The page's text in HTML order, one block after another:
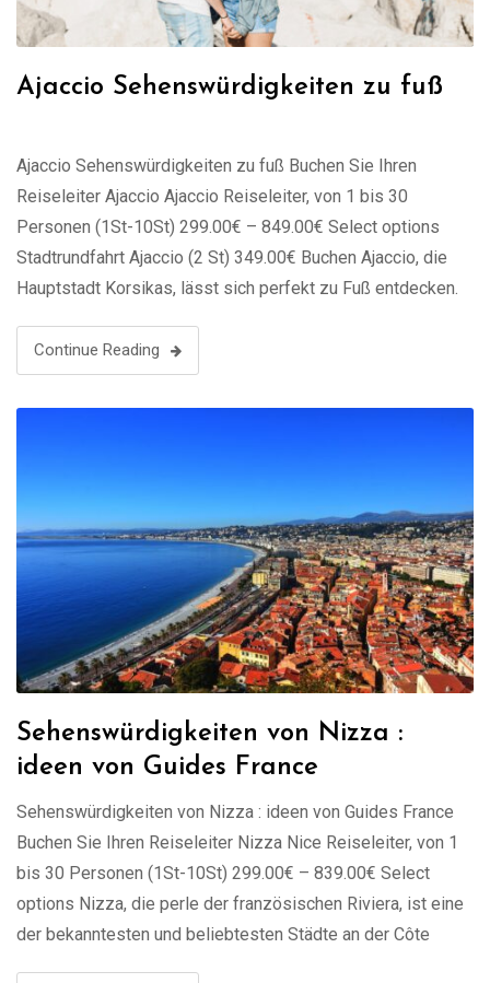
Ajaccio Sehenswürdigkeiten zu fuß
Ajaccio Sehenswürdigkeiten zu fuß Buchen Sie Ihren
Reiseleiter Ajaccio Ajaccio Reiseleiter, von 1 bis 30
Personen (1St-10St) 299.00€ – 849.00€ Select options
Stadtrundfahrt Ajaccio (2 St) 349.00€ Buchen Ajaccio, die
Hauptstadt Korsikas, lässt sich perfekt zu Fuß entdecken.
führt Sie direkt zu den wichtigsten Sehenswürdigkeiten.
Beginnen Sie …
Continue Reading
Sehenswürdigkeiten von Nizza :
ideen von Guides France
Sehenswürdigkeiten von Nizza : ideen von Guides France
Buchen Sie Ihren Reiseleiter Nizza Nice Reiseleiter, von 1
bis 30 Personen (1St-10St) 299.00€ – 839.00€ Select
options Nizza, die perle der französischen Riviera, ist eine
der bekanntesten und beliebtesten Städte an der Côte